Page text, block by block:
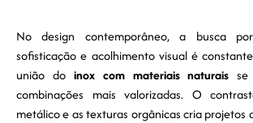
No design contemporâneo, a busca
sofisticação e acolhimento visual é
união do inox com materiais naturais
combinações mais valorizadas. O
metálico e as texturas orgânicas cria projetos